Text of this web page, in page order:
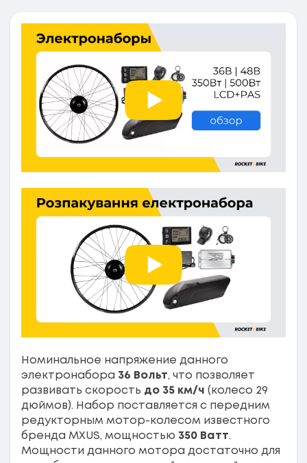
Номинальное напряжение данного
электронабора 36 Вольт, что позволяет
развивать скорость до 35 км/ч (колесо 29
дюймов). Набор поставляется с передним
редукторным мотор-колесом известного
бренда MXUS, мощностью 350 Ватт.
Мощности данного мотора достаточно для